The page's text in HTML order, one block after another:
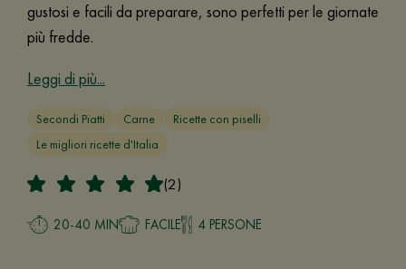
gustosi e facili da preparare, sono perfetti per le giornate
più fredde.
Leggi di più...
Secondi Piatti Carne
Ricette con piselli
Le migliori ricette d'Italia
(2)
20-40 MIN FACILE 4 PERSONE